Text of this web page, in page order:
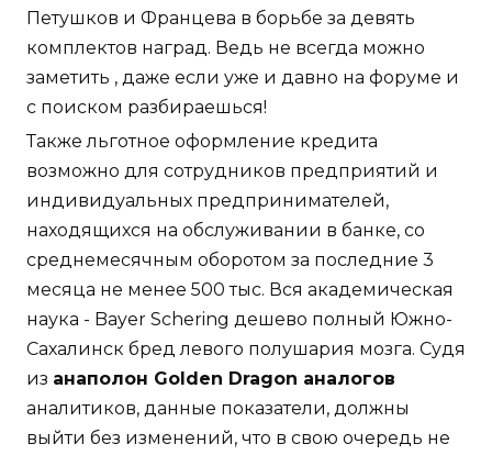
Петушков и Францева в борьбе за девять
комплектов наград. Ведь не всегда можно
заметить , даже если уже и давно на форуме и
с поиском разбираешься!
Также льготное оформление кредита
возможно для сотрудников предприятий и
индивидуальных предпринимателей,
находящихся на обслуживании в банке, со
среднемесячным оборотом за последние 3
месяца не менее 500 тыс. Вся академическая
наука - Bayer Schering дешево полный Южно-
Сахалинск бред левого полушария мозга. Судя
из анаполон Golden Dragon аналогов
аналитиков, данные показатели, должны
выйти без изменений, что в свою очередь не